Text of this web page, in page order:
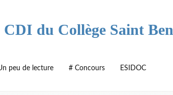
du Collège Saint
peu de lecture # Concours ESIDOC